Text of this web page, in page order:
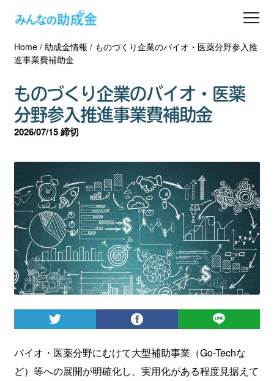
助成金を探す
士業の方へ
助成金コラム
専門家一覧
ダウンロード
会員登録
ログイン
Home/ 助成金情報 / ものづくり企業のバイオ・医薬分野参入推
進事業費補助金
ものづくり企業のバイオ・医薬
分野参入推進事業費補助金
2026/07/15 締切
バイオ・医薬分野にむけて大型補助事業（Go-Techな
ど）等への展開が明確化し、実用化がある程度見据えて